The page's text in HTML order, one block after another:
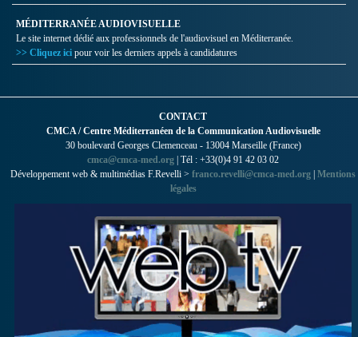
MÉDITERRANÉE AUDIOVISUELLE
Le site internet dédié aux professionnels de l'audiovisuel en Méditerranée.
>> Cliquez ici pour voir les derniers appels à candidatures
CONTACT
CMCA / Centre Méditerranéen de la Communication Audiovisuelle
30 boulevard Georges Clemenceau - 13004 Marseille (France)
cmca@cmca-med.org | Tél : +33(0)4 91 42 03 02
Développement web & multimédias F.Revelli > franco.revelli@cmca-med.org | Mentions
légales